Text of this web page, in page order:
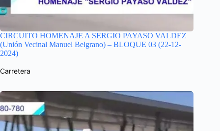
CIRCUITO HOMENAJE A SERGIO PAYASO VALDEZ
(Unión Vecinal Manuel Belgrano) – BLOQUE 03 (22-12-
2024)
Carretera